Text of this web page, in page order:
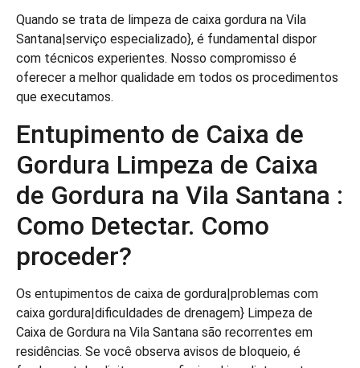
Quando se trata de limpeza de caixa gordura na Vila
Santana|serviço especializado}, é fundamental dispor
com técnicos experientes. Nosso compromisso é
oferecer a melhor qualidade em todos os procedimentos
que executamos.
Entupimento de Caixa de
Gordura Limpeza de Caixa
de Gordura na Vila Santana :
Como Detectar. Como
proceder?
Os entupimentos de caixa de gordura|problemas com
caixa gordura|dificuldades de drenagem} Limpeza de
Caixa de Gordura na Vila Santana são recorrentes em
residências. Se você observa avisos de bloqueio, é